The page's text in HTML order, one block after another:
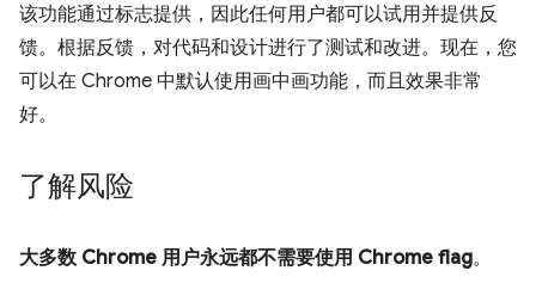
该功能通过标志提供，因此任何用户都可以试用并提供反
馈。根据反馈，对代码和设计进行了测试和改进。现在，您
可以在 Chrome 中默认使用画中画功能，而且效果非常
好。
了解风险
大多数 Chrome 用户永远都不需要使用 Chrome flag。